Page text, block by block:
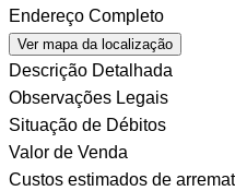
Endereço Completo
Ver mapa da localização
Descrição Detalhada
Observações Legais
Situação de Débitos
Valor de Venda
Custos estimados de